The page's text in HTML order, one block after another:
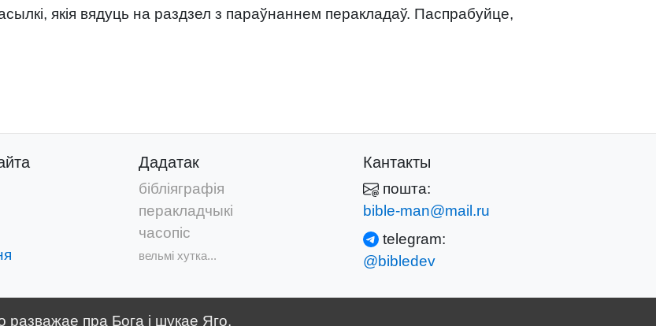
якія вядуць на раздзел з параўнаннем перакладаў. Паспрабуйце,
Дадатак
бібліяграфія
перакладчыкі
часопіс
вельмі хутка...
Кантакты
пошта:
bible-man@mail.ru
telegram:
@bibledev
пра Бога і шукае Яго.